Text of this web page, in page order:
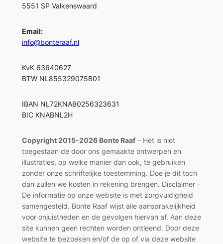
5551 SP Valkenswaard
Email:
info@bonteraaf.nl
KvK 63640627
BTW NL855329075B01
IBAN NL72KNAB0256323631
BIC KNABNL2H
Copyright 2015-2026 Bonte Raaf– Het is niet
toegestaan de door ons gemaakte ontwerpen en
illustraties, op welke manier dan ook, te gebruiken
zonder onze schriftelijke toestemming. Doe je dit toch
dan zullen we kosten in rekening brengen. Disclaimer –
De informatie op onze website is met zorgvuldigheid
samengesteld. Bonte Raaf wijst alle aansprakelijkheid
voor onjuistheden en de gevolgen hiervan af. Aan deze
site kunnen geen rechten worden ontleend. Door deze
website te bezoeken en/of de op of via deze website